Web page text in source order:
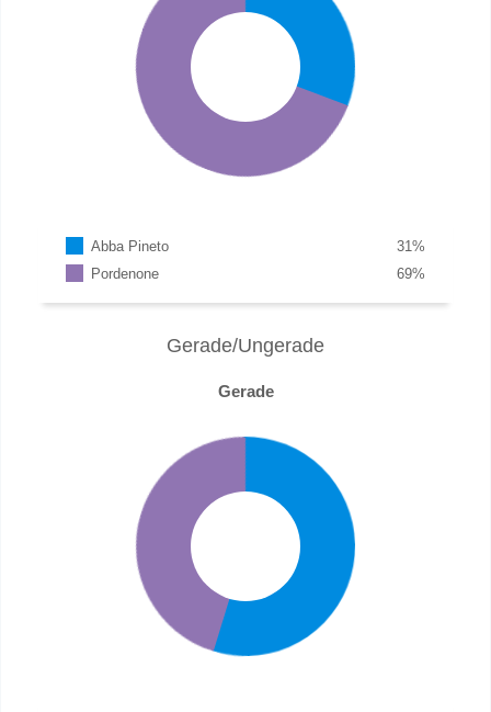
Abba Pineto %
31
Pordenone
%
69
Gerade/Ungerade
Gerade